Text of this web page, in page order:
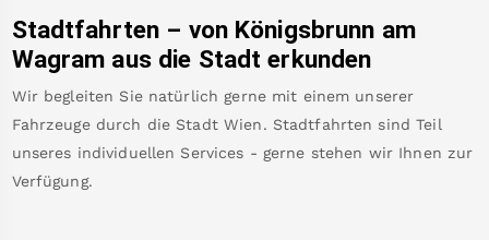
Stadtfahrten – von Königsbrunn am
Wagram aus die Stadt erkunden
Wir begleiten Sie natürlich gerne mit einem unserer
Fahrzeuge durch die Stadt Wien. Stadtfahrten sind Teil
unseres individuellen Services - gerne stehen wir Ihnen zur
Verfügung.